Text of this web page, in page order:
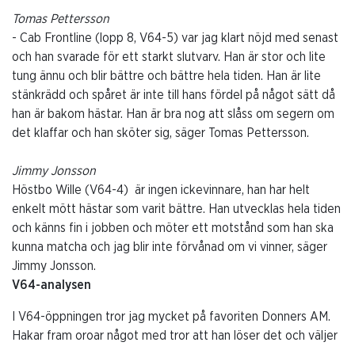
Tomas Pettersson
- Cab Frontline (lopp 8, V64-5) var jag klart nöjd med senast
och han svarade för ett starkt slutvarv. Han är stor och lite
tung ännu och blir bättre och bättre hela tiden. Han är lite
stänkrädd och spåret är inte till hans fördel på något sätt då
han är bakom hästar. Han är bra nog att slåss om segern om
det klaffar och han sköter sig, säger Tomas Pettersson.
Jimmy Jonsson
Höstbo Wille (V64-4) är ingen ickevinnare, han har helt
enkelt mött hästar som varit bättre. Han utvecklas hela tiden
och känns fin i jobben och möter ett motstånd som han ska
kunna matcha och jag blir inte förvånad om vi vinner, säger
Jimmy Jonsson.
V64-analysen
I V64-öppningen tror jag mycket på favoriten Donners AM.
Hakar fram oroar något med tror att han löser det och väljer